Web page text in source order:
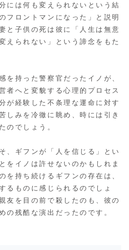
には何も変えられないという結
フロントマンになった」と説明
と子供の死は彼に「人生は無意
えられない」という諦念をもた
を持った警察官だったイノが、
者へと変貌する心理的プロセス
が経験した不条理な運命に対す
しみを冷徹に眺め、時には引き
のでしょう。
、ギフンが「人を信じる」とい
をイノは許せないのかもしれま
を持ち続けるギフンの存在は、
るものに感じられるのでしょ
友を目の前で殺したのも、彼の
の残酷な演出だったのです。